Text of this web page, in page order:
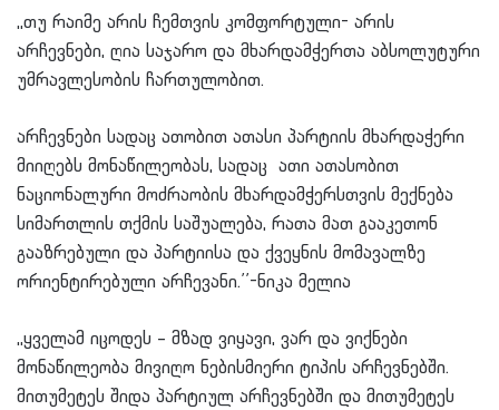
,,თუ რაიმე არის ჩემთვის კომფორტული- არის
არჩევნები, ღია საჯარო და მხარდამჭერთა აბსოლუტური
უმრავლესობის ჩართულობით.
არჩევნები სადაც ათობით ათასი პარტიის მხარდაჭერი
მიიღებს მონაწილეობას, სადაც ათი ათასობით
ნაციონალური მოძრაობის მხარდამჭერსთვის მექნება
სიმართლის თქმის საშუალება, რათა მათ გააკეთონ
გააზრებული და პარტიისა და ქვეყნის მომავალზე
ორიენტირებული არჩევანი.’’-ნიკა მელია
,,ყველამ იცოდეს – მზად ვიყავი, ვარ და ვიქნები
მონაწილეობა მივიღო ნებისმიერი ტიპის არჩევნებში.
მითუმეტეს შიდა პარტიულ არჩევნებში და მითუმეტეს